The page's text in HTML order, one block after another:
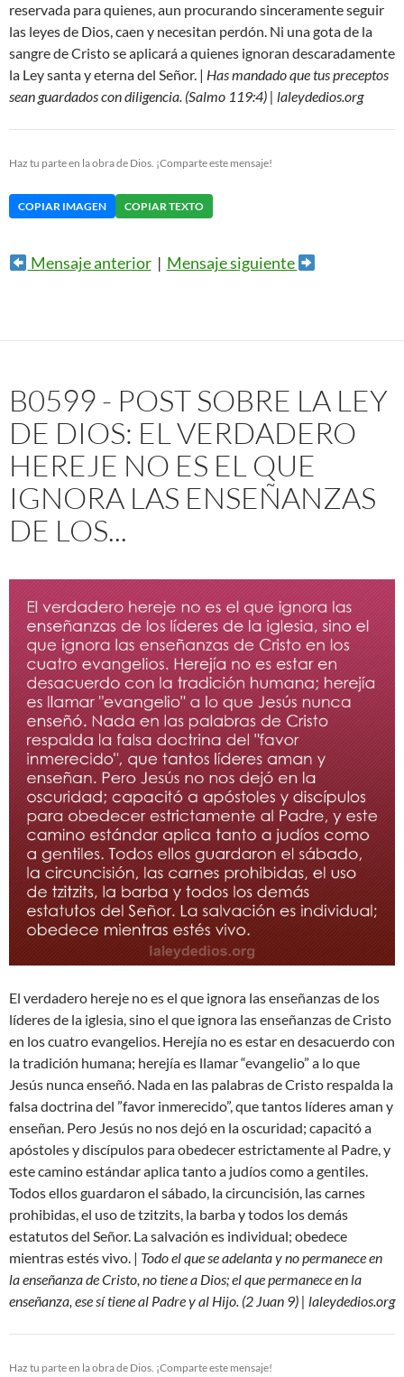
reservada para quienes, aun procurando sinceramente seguir
las leyes de Dios, caen y necesitan perdón. Ni una gota de la
sangre de Cristo se aplicará a quienes ignoran descaradamente
la Ley santa y eterna del Señor. | Has mandado que tus preceptos
sean guardados con diligencia. (Salmo 119:4) | laleydedios.org
Haz tu parte en la obra de Dios. ¡Comparte este mensaje!
COPIAR IMAGEN COPIAR TEXTO
Mensaje anterior| Mensaje siguiente
B0599 - POST SOBRE LA LEY
DE DIOS: EL VERDADERO
HEREJE NO ES EL QUE
IGNORA LAS ENSEÑANZAS
DE LOS...
El verdadero hereje no es el que ignora las enseñanzas de los
líderes de la iglesia, sino el que ignora las enseñanzas de Cristo
en los cuatro evangelios. Herejía no es estar en desacuerdo con
la tradición humana; herejía es llamar “evangelio” a lo que
Jesús nunca enseñó. Nada en las palabras de Cristo respalda la
falsa doctrina del ”favor inmerecido”, que tantos líderes aman y
enseñan. Pero Jesús no nos dejó en la oscuridad; capacitó a
apóstoles y discípulos para obedecer estrictamente al Padre, y
este camino estándar aplica tanto a judíos como a gentiles.
Todos ellos guardaron el sábado, la circuncisión, las carnes
prohibidas, el uso de tzitzits, la barba y todos los demás
estatutos del Señor. La salvación es individual; obedece
mientras estés vivo. | Todo el que se adelanta y no permanece en
la enseñanza de Cristo, no tiene a Dios; el que permanece en la
enseñanza, ese sí tiene al Padre y al Hijo. (2 Juan 9) | laleydedios.org
Haz tu parte en la obra de Dios. ¡Comparte este mensaje!